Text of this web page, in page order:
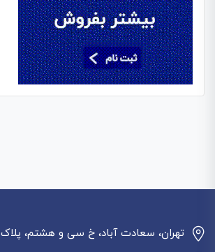
تهران، سعادت آباد، خ سی و هشتم، پلاک 41